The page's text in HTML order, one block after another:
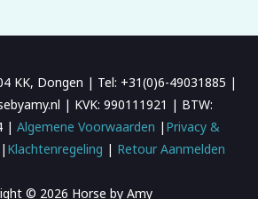
KK, Dongen | Tel: +31(0)6-49031885 |
| KVK: 990111921 | BTW:
| Algemene Voorwaarden | Privacy &
| Klachtenregeling | Retour Aanmelden
© 2026 Horse by Amy